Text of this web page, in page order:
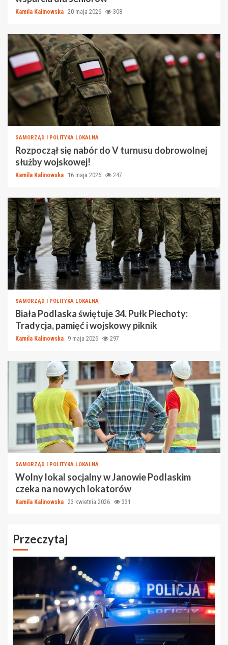
Kamila Kalinowska 20 maja 2026 308
SAMORZĄD I POLITYKA LOKALNA
Rozpoczął się nabór do V turnusu dobrowolnej
służby wojskowej!
Kamila Kalinowska 16 maja 2026 247
SAMORZĄD I POLITYKA LOKALNA
Biała Podlaska świętuje 34. Pułk Piechoty:
Tradycja, pamięć i wojskowy piknik
Kamila Kalinowska 9 maja 2026 297
SAMORZĄD I POLITYKA LOKALNA
Wolny lokal socjalny w Janowie Podlaskim
czeka na nowych lokatorów
Kamila Kalinowska 23 kwietnia 2026 331
Przeczytaj